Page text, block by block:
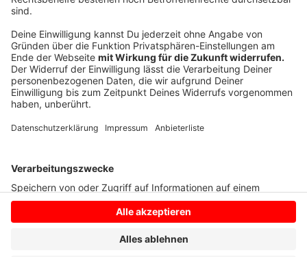
auszusteigen und alleine eine neue Musikhochschule
bauen zu wollen.
Anzeige
Anzeige